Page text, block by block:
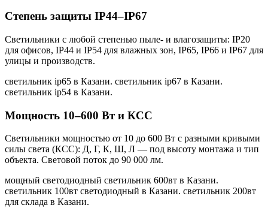
Степень защиты IP44–IP67
Светильники с любой степенью пыле- и влагозащиты: IP20
для офисов, IP44 и IP54 для влажных зон, IP65, IP66 и IP67 для
улицы и производств.
светильник ip65 в Казани. светильник ip67 в Казани.
светильник ip54 в Казани.
Мощность 10–600 Вт и КСС
Светильники мощностью от 10 до 600 Вт с разными кривыми
силы света (КСС): Д, Г, К, Ш, Л — под высоту монтажа и тип
объекта. Световой поток до 90 000 лм.
мощный светодиодный светильник 600вт в Казани.
светильник 100вт светодиодный в Казани. светильник 200вт
для склада в Казани.